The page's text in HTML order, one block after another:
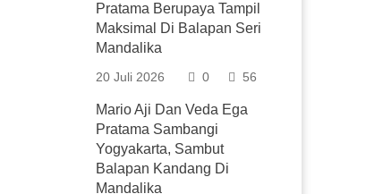
Pratama Berupaya Tampil
Maksimal Di Balapan Seri
Mandalika
20 Juli 2026 0 56
Mario Aji Dan Veda Ega
Pratama Sambangi
Yogyakarta, Sambut
Balapan Kandang Di
Mandalika